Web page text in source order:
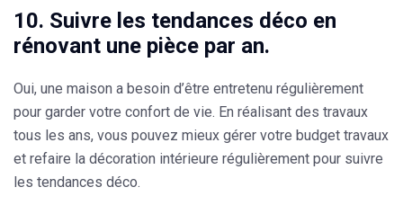
10. Suivre les tendances déco en
rénovant une pièce par an.
Oui, une maison a besoin d’être entretenu régulièrement
pour garder votre confort de vie. En réalisant des travaux
tous les ans, vous pouvez mieux gérer votre budget travaux
et refaire la décoration intérieure régulièrement pour suivre
les tendances déco.